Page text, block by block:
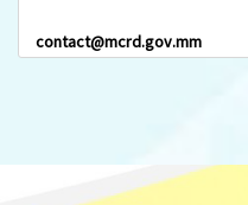
contact@mcrd.gov.mm